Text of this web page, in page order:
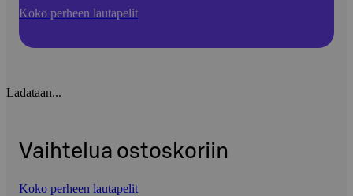
Koko perheen lautapelit
Ladataan...
Vaihtelua ostoskoriin
Koko perheen lautapelit